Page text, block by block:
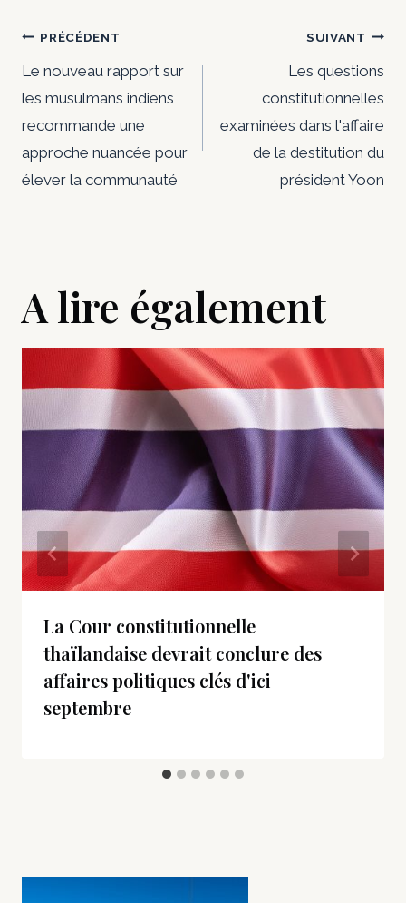
Navigation
de
l’article
PRÉCÉDENT
Le nouveau rapport sur
les musulmans indiens
recommande une
approche nuancée pour
élever la communauté
SUIVANT
Les questions
constitutionnelles
examinées dans l'affaire
de la destitution du
président Yoon
A lire également
La Cour constitutionnelle
thaïlandaise devrait conclure des
affaires politiques clés d'ici
septembre